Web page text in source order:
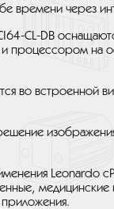
времени через
CL-DB
процессором на
во встроенной
Leonardo
медицинские
приложения.